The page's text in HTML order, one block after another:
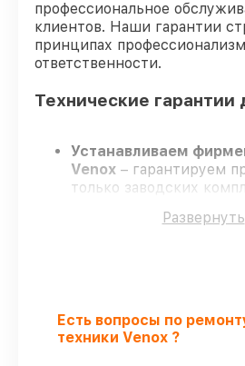
профессиональное
клиентов. Наши гарантии
принципах
ответственности.
Технические гарантии
Устанавливаем
Venox – гарантируем
только заводских
постоянное обучение,
Гарантийное
работы и запчасти
Развернуть
Есть вопросы по
техники Venox ?